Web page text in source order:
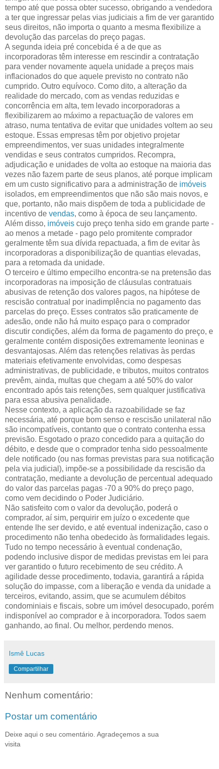
tempo até que possa obter sucesso, obrigando a vendedora
a ter que ingressar pelas vias judiciais a fim de ver garantido
seus direitos, não importa o quanto a mesma flexibilize a
devolução das parcelas do preço pagas.
A segunda ideia pré concebida é a de que as
incorporadoras têm interesse em rescindir a contratação
para vender novamente aquela unidade a preços mais
inflacionados do que aquele previsto no contrato não
cumprido. Outro equívoco. Como dito, a alteração da
realidade do mercado, com as vendas reduzidas e
concorrência em alta, tem levado incorporadoras a
flexibilizarem ao máximo a repactuação de valores em
atraso, numa tentativa de evitar que unidades voltem ao seu
estoque. Essas empresas têm por objetivo projetar
empreendimentos, ver suas unidades integralmente
vendidas e seus contratos cumpridos. Recompra,
adjudicação e unidades de volta ao estoque na maioria das
vezes não fazem parte de seus planos, até porque implicam
em um custo significativo para a administração de imóveis
isolados, em empreendimentos que não são mais novos, e
que, portanto, não mais dispõem de toda a publicidade de
incentivo de vendas, como à época de seu lançamento.
Além disso, imóveis cujo preço tenha sido em grande parte -
ao menos a metade - pago pelo promitente comprador
geralmente têm sua dívida repactuada, a fim de evitar às
incorporadoras a disponibilização de quantias elevadas,
para a retomada da unidade.
O terceiro e último empecilho encontra-se na pretensão das
incorporadoras na imposição de cláusulas contratuais
abusivas de retenção dos valores pagos, na hipótese de
rescisão contratual por inadimplência no pagamento das
parcelas do preço. Esses contratos são praticamente de
adesão, onde não há muito espaço para o comprador
discutir condições, além da forma de pagamento do preço, e
geralmente contém disposições extremamente leoninas e
desvantajosas. Além das retenções relativas às perdas
materiais efetivamente envolvidas, como despesas
administrativas, de publicidade, e tributos, muitos contratos
prevêm, ainda, multas que chegam a até 50% do valor
encontrado após tais retenções, sem qualquer justificativa
para essa abusiva penalidade.
Nesse contexto, a aplicação da razoabilidade se faz
necessária, até porque bom senso e rescisão unilateral não
são incompatíveis, contanto que o contrato contenha essa
previsão. Esgotado o prazo concedido para a quitação do
débito, e desde que o comprador tenha sido pessoalmente
dele notificado (ou nas formas previstas para sua notificação
pela via judicial), impõe-se a possibilidade da rescisão da
contratação, mediante a devolução de percentual adequado
do valor das parcelas pagas -70 a 90% do preço pago,
como vem decidindo o Poder Judiciário.
Não satisfeito com o valor da devolução, poderá o
comprador, aí sim, perquirir em juízo o excedente que
entende lhe ser devido, e até eventual indenização, caso o
procedimento não tenha obedecido às formalidades legais.
Tudo no tempo necessário à eventual condenação,
podendo inclusive dispor de medidas previstas em lei para
ver garantido o futuro recebimento de seu crédito. A
agilidade desse procedimento, todavia, garantirá a rápida
solução do impasse, com a liberação e venda da unidade a
terceiros, evitando, assim, que se acumulem débitos
condominiais e fiscais, sobre um imóvel desocupado, porém
indisponível ao comprador e à incorporadora. Todos saem
ganhando, ao final. Ou melhor, perdendo menos.
Ismê Lucas
Compartilhar
Nenhum comentário:
Postar um comentário
Deixe aqui o seu comentário. Agradeçemos a sua
visita